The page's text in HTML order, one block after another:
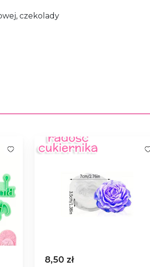
czekolady
8,50 zł